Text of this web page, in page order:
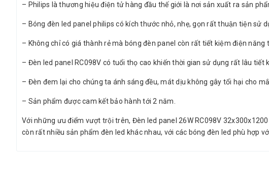
– Philips là thương hiệu điện tử hàng đầu thế giới là nơi sản xuất ra sản
– Bóng đèn led panel philips có kích thước nhỏ, nhẹ, gọn rất thuận tiện sử
– Không chỉ có giá thành rẻ mà bóng đèn panel còn rất tiết kiệm điện năng
– Đèn led panel RC098V có tuổi thọ cao khiến thời gian sử dụng rất lâu tiết
– Đèn đem lại cho chúng ta ánh sáng đều, mát dịu không gây tổi hại cho
– Sản phẩm được cam kết bảo hành tới 2 năm.
Với những ưu điểm vượt trội trên, Đèn led panel 26W RC098V
còn rất nhiều sản phẩm đèn led khác nhau, với các bóng đèn led phù hợp